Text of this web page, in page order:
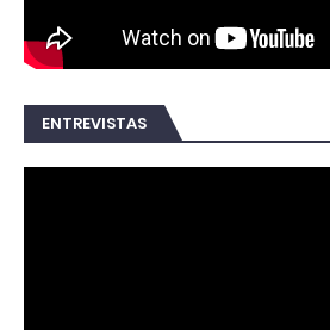
ENTREVISTAS